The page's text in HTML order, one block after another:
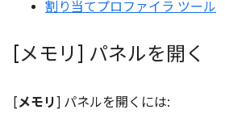
割り当てプロファイラ ツール
[メモリ] パネルを開く
[メモリ ] パネルを開くには: